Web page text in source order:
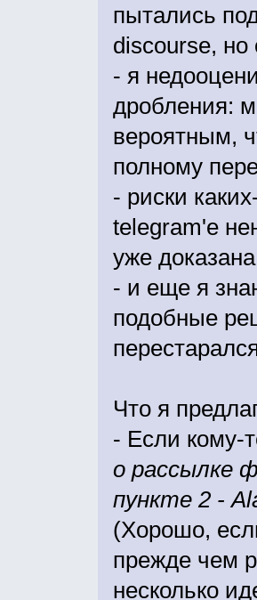
пытались
discourse, но
- я
дробления:
вероятным,
полному
- риски
telegram'е
уже доказана
- и еще я
подобные
Что я
- Если кому-
о рассылке
пункте 2 -
(Хорошо,
прежде чем
несколько